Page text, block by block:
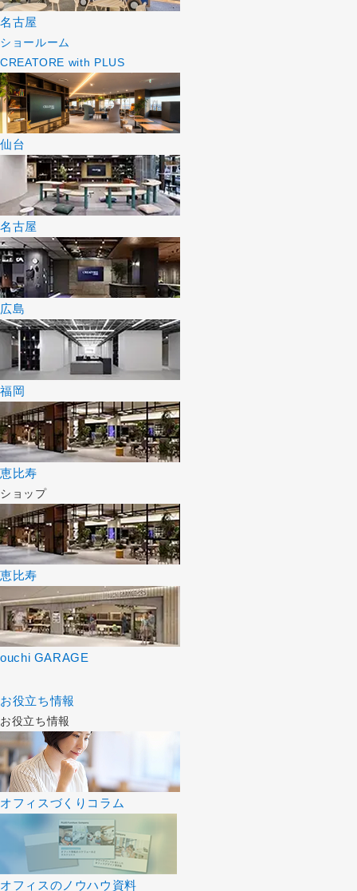
名古屋
ショールーム
CREATORE with PLUS
仙台
名古屋
広島
福岡
恵比寿
ショップ
恵比寿
ouchi GARAGE
お役立ち情報
お役立ち情報
オフィスづくりコラム
オフィスのノウハウ資料